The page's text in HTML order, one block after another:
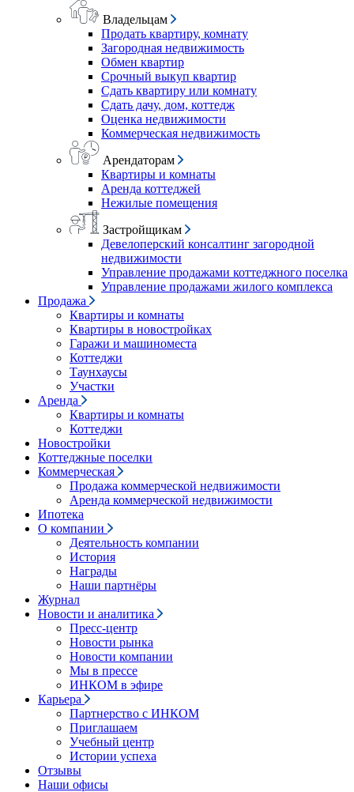
Владельцам
Продать квартиру, комнату
Загородная недвижимость
Обмен квартир
Срочный выкуп квартир
Сдать квартиру или комнату
Сдать дачу, дом, коттедж
Оценка недвижимости
Коммерческая недвижимость
Арендаторам
Квартиры и комнаты
Аренда коттеджей
Нежилые помещения
Застройщикам
Девелоперский консалтинг загородной
недвижимости
Управление продажами коттеджного поселка
Управление продажами жилого комплекса
Продажа
Квартиры и комнаты
Квартиры в новостройках
Гаражи и машиноместа
Коттеджи
Таунхаусы
Участки
Аренда
Квартиры и комнаты
Коттеджи
Новостройки
Коттеджные поселки
Коммерческая
Продажа коммерческой недвижимости
Аренда коммерческой недвижимости
Ипотека
О компании
Деятельность компании
История
Награды
Наши партнёры
Журнал
Новости и аналитика
Пресс-центр
Новости рынка
Новости компании
Мы в прессе
ИНКОМ в эфире
Карьера
Партнерство с ИНКОМ
Приглашаем
Учебный центр
Истории успеха
Отзывы
Наши офисы